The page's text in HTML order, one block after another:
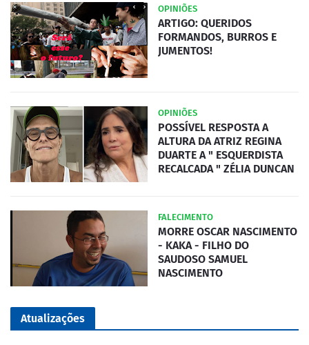
OPINIÕES
ARTIGO: QUERIDOS
FORMANDOS, BURROS E
JUMENTOS!
OPINIÕES
POSSÍVEL RESPOSTA A
ALTURA DA ATRIZ REGINA
DUARTE A " ESQUERDISTA
RECALCADA " ZÉLIA DUNCAN
FALECIMENTO
MORRE OSCAR NASCIMENTO
- KAKA - FILHO DO
SAUDOSO SAMUEL
NASCIMENTO
Atualizações